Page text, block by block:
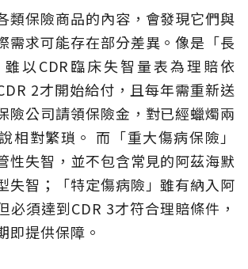
類保險商品的內容，會發現它們與
需求可能存在部分差異。像是「長
以CDR臨床失智量表為理賠依
2才開始給付，且每年需重新送
險公司請領保險金，對已經蠟燭兩
相對繁瑣。 而「重大傷病保險」
性失智，並不包含常見的阿茲海默
失智；「特定傷病險」雖有納入阿
必須達到CDR 3才符合理賠條件，
即提供保障。